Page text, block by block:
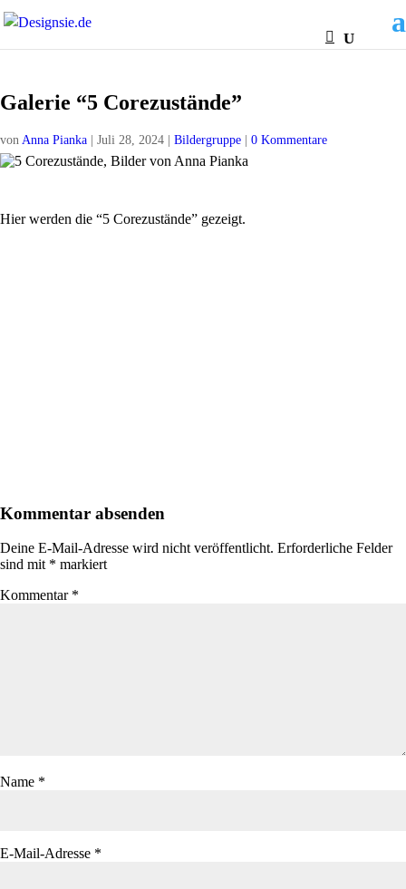
Galerie “5 Corezustände”
von Anna Pianka Juli 28, 2024 Bildergruppe 0 Kommentare
Hier werden die “5 Corezustände” gezeigt.
Kommentar absenden
Deine E-Mail-Adresse wird nicht veröffentlicht. Erforderliche Felder
sind mit * markiert
Kommentar *
Name *
E-Mail-Adresse *